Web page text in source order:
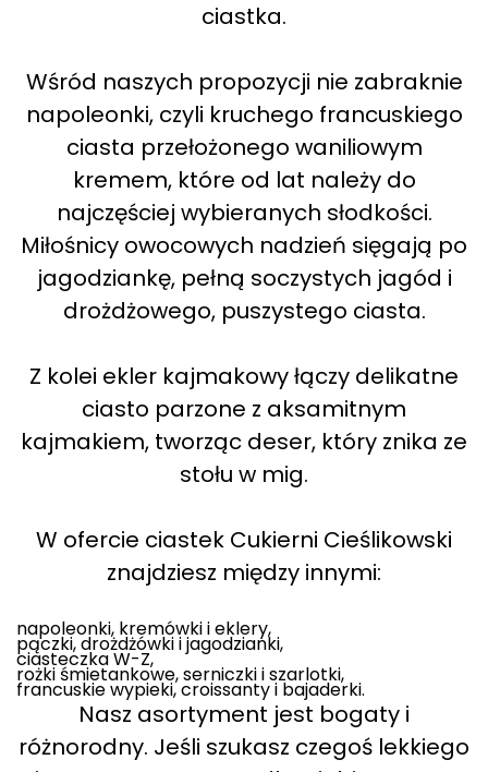
ciastka.
Wśród naszych propozycji nie zabraknie
napoleonki, czyli kruchego francuskiego
ciasta przełożonego waniliowym
kremem, które od lat należy do
najczęściej wybieranych słodkości.
Miłośnicy owocowych nadzień sięgają po
jagodziankę, pełną soczystych jagód i
drożdżowego, puszystego ciasta.
Z kolei ekler kajmakowy łączy delikatne
ciasto parzone z aksamitnym
kajmakiem, tworząc deser, który znika ze
stołu w mig.
W ofercie ciastek Cukierni Cieślikowski
znajdziesz między innymi:
napoleonki, kremówki i eklery,
pączki, drożdżówki i jagodzianki,
ciasteczka W-Z,
rożki śmietankowe, serniczki i szarlotki,
francuskie wypieki, croissanty i bajaderki.
Nasz asortyment jest bogaty i
różnorodny. Jeśli szukasz czegoś lekkiego